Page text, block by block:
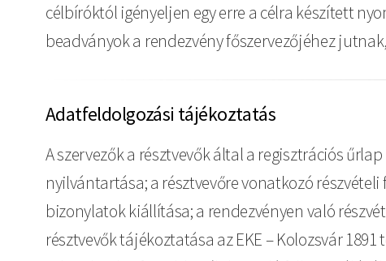
célbíróktól igényeljen egy erre a célra készített
beadványok a rendezvény főszervezőjéhez
Adatfeldolgozási tájékoztatás
A szervezők a résztvevők által a regisztrációs
nyilvántartása; a résztvevőre vonatkozó
bizonylatok kiállítása; a rendezvényen való
résztvevők tájékoztatása az EKE – Kolozsvár